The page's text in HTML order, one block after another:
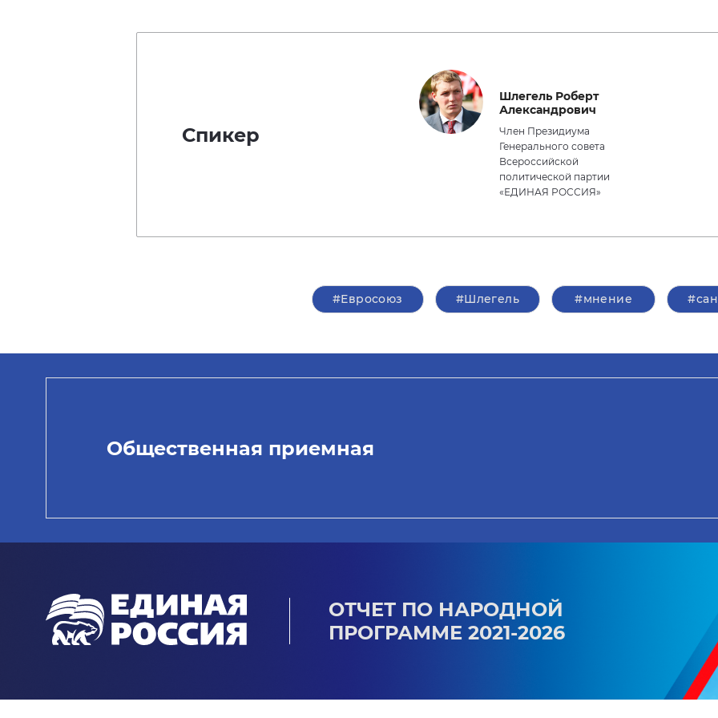
Спикер
Шлегель Роберт
Александрович
Член Президиума
Генерального совета
Всероссийской
политической партии
«ЕДИНАЯ РОССИЯ»
#Евросоюз #Шлегель #мнение
Общественная приемная
ОТЧЕТ ПО НАРОДНОЙ
ПРОГРАММЕ 2021-2026